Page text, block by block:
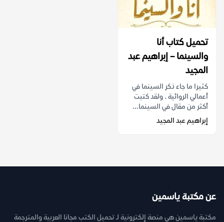
تحميل كتاب أنا
والسينما – إبراهيم عبد
المجيد
كثيرا ما جاء ذكر السينما في
أعمالي الروائية . ولقد كتبت
أكثر من مقال في السينما...
إبراهيم عبد المجيد
عن مكتبة ياسمين
مكتبة ياسمين هي منصة إلكترونية لـ تحميل الكتب مجانا العربية والمترجمة